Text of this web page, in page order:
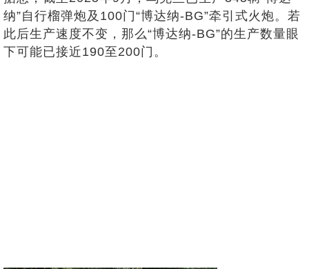
纳”自行榴弹炮及100门“博达纳-BG”牵引式火炮。若
此后生产速度不变，那么“博达纳-BG”的生产数量眼
下可能已接近190至200门。